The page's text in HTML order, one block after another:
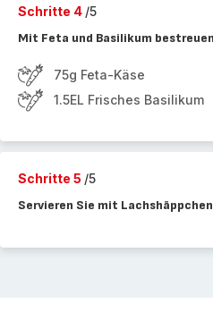
Schritte 4 /5
Mit Feta und Basilikum
75g Feta-Käse
1.5EL Frisches Basilikum
Schritte 5 /5
Servieren Sie mit